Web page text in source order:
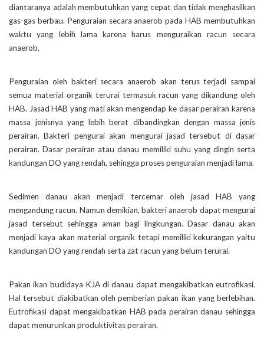
diantaranya adalah membutuhkan yang cepat dan tidak menghasilkan
gas-gas berbau. Penguraian secara anaerob pada HAB membutuhkan
waktu yang lebih lama karena harus menguraikan racun secara
anaerob.
Penguraian oleh bakteri secara anaerob akan terus terjadi sampai
semua material organik terurai termasuk racun yang dikandung oleh
HAB. Jasad HAB yang mati akan mengendap ke dasar perairan karena
massa jenisnya yang lebih berat dibandingkan dengan massa jenis
perairan. Bakteri pengurai akan mengurai jasad tersebut di dasar
perairan. Dasar perairan atau danau memiliki suhu yang dingin serta
kandungan DO yang rendah, sehingga proses penguraian menjadi lama.
Sedimen danau akan menjadi tercemar oleh jasad HAB yang
mengandung racun. Namun demikian, bakteri anaerob dapat mengurai
jasad tersebut sehingga aman bagi lingkungan. Dasar danau akan
menjadi kaya akan material organik tetapi memiliki kekurangan yaitu
kandungan DO yang rendah serta zat racun yang belum terurai.
Pakan ikan budidaya KJA di danau dapat mengakibatkan eutrofikasi.
Hal tersebut diakibatkan oleh pemberian pakan ikan yang berlebihan.
Eutrofikasi dapat mengakibatkan HAB pada perairan danau sehingga
dapat menurunkan produktivitas perairan.